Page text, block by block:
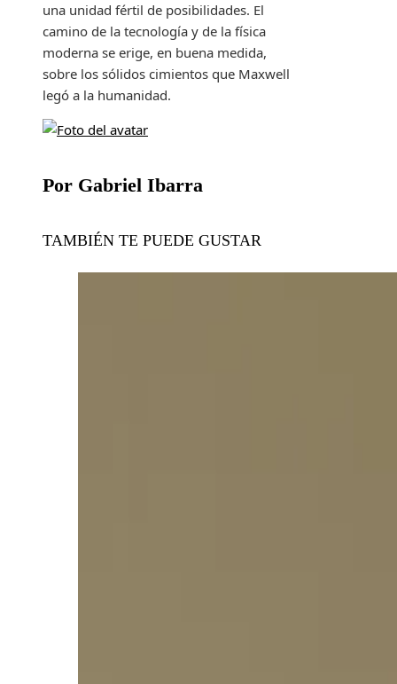
una unidad fértil de posibilidades. El
camino de la tecnología y de la física
moderna se erige, en buena medida,
sobre los sólidos cimientos que Maxwell
legó a la humanidad.
Por Gabriel Ibarra
TAMBIÉN TE PUEDE GUSTAR